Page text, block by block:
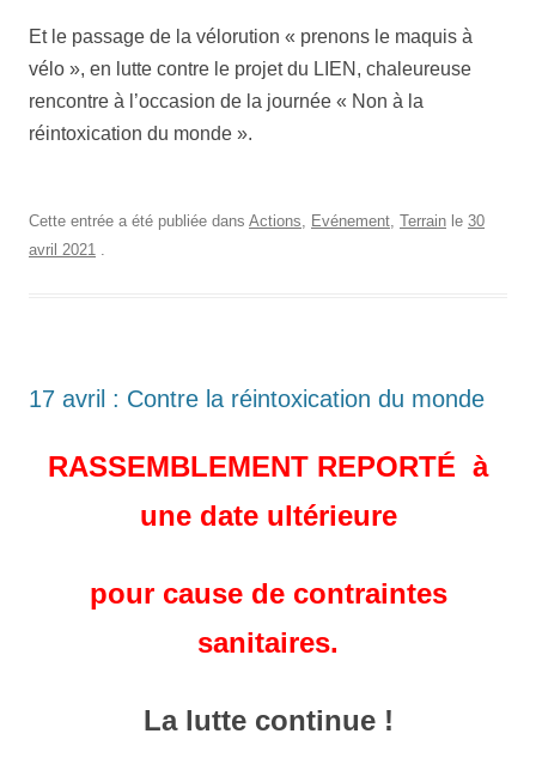
Et le passage de la vélorution « prenons le maquis à
vélo », en lutte contre le projet du LIEN, chaleureuse
rencontre à l’occasion de la journée « Non à la
réintoxication du monde ».
Cette entrée a été publiée dans Actions, Evénement, Terrain le 30
avril 2021 .
17 avril : Contre la réintoxication du monde
RASSEMBLEMENT REPORTÉ à
une date ultérieure
pour cause de contraintes
sanitaires.
La lutte continue !